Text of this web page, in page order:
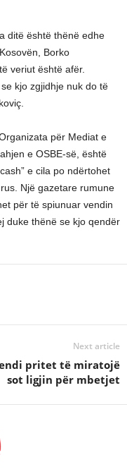
ditë është thënë edhe
Borko
veriut është afër.
kjo zgjidhje nuk do të
për Mediat e
e OSBE-së, është
e cila po ndërtohet
Një gazetare rumune
për të spiunuar vendin
duke thënë se kjo qendër
Next article
pritet të miratojë
sot ligjin për mbetjet